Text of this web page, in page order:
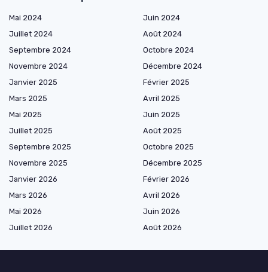
Mai 2024
Juin 2024
Juillet 2024
Août 2024
Septembre 2024
Octobre 2024
Novembre 2024
Décembre 2024
Janvier 2025
Février 2025
Mars 2025
Avril 2025
Mai 2025
Juin 2025
Juillet 2025
Août 2025
Septembre 2025
Octobre 2025
Novembre 2025
Décembre 2025
Janvier 2026
Février 2026
Mars 2026
Avril 2026
Mai 2026
Juin 2026
Juillet 2026
Août 2026